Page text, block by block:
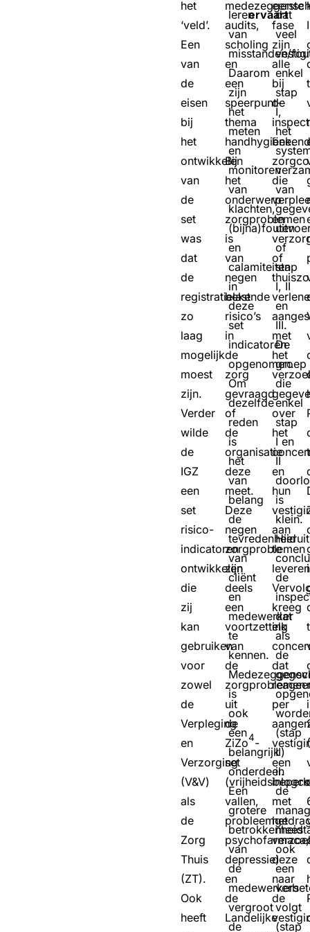
het
‘veld’.
Een
van
de
eisen
bij
het
ontwikkelen
van
de
set
was
dat
de
registratielast
zo
laag
mogelijk
moest
zijn.
Verder
wilde
de
IGZ
een
set
risico-
indicatoren
ontwikkelen
die
zij
kan
gebruiken
voor
zowel
de
Verpleging
en
Verzorging
(V&V)
als
de
Zorg
Thuis
(ZT).
Ook
heeft
audits,
scholing
en
een
speerpunt-
thema
handhygiëne.
Bij
het
onderwerp
zorgproblemen
is
van
negen
bekende
risico’s
in
de
zorg
gevraagd
of
de
organisatie
deze
meet.
Deze
negen
zorgproblemen
zijn
deels
een
voortzetting
van
de
zorgproblemen
uit
de
ZiZo4-
set
vallen,
psychofarmaca,
depressie)
en
de
Landelijke
leren
van
misstanden/
Daarom
zijn
het
meten
en
monitoren
van
klachten,
(bijna)fouten
en
calamiteiten
in
deze
set
indicatoren
opgenomen.
Om
dezelfde
reden
is
het
van
belang
de
tevredenheid
van
cliënt
en
medewerker
te
kennen.
is
ook
een
belangrijk
onderdeel.
Een
grotere
betrokkenheid
van
de
medewerkers
vergroot
de
ervaart
eerste
fase
zijn
alle
bij
de
die
en
of
met
het
over
het
en
hun
aan
te
kreeg
elk
dat
per
een
met
het
deze
naar
de
dat
veel
enkel
stap
I,
het
van
of
stap
I, II
en
III.
De
groep
die
enkel
stap
I en
II
is
klein.
Hieruit
de
dat
als
de
(stap
II)
in
de
ook
een
volgt
(stap